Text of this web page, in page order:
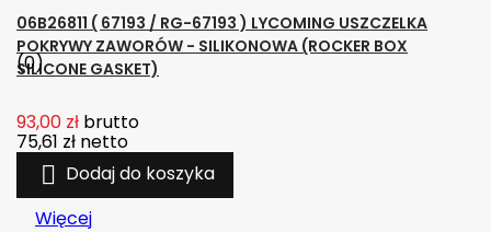
06B26811 ( 67193 / RG-67193 ) LYCOMING USZCZELKA
POKRYWY ZAWORÓW - SILIKONOWA (ROCKER BOX
SILICONE GASKET)
(0)
93,00 zł brutto
75,61 zł netto
 Dodaj do koszyka
Więcej